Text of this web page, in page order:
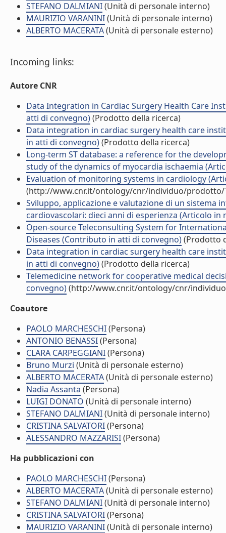
STEFANO DALMIANI(Unità di personale interno)
MAURIZIO VARANINI(Unità di personale interno)
ALBERTO MACERATA(Unità di personale esterno)
Incoming links:
Autore CNR
Data Integration in Cardiac Surgery Health Care
atti di convegno)(Prodotto della ricerca)
Data integration in cardiac surgery health care
in atti di convegno)(Prodotto della ricerca)
Long-term ST database: a reference for the
study of the dynamics of myocardia ischaemia
Evaluation of monitoring systems in cardiology
(http://www.cnr.it/ontology/cnr/individuo/prodotto/
Sviluppo, applicazione e valutazione di un sistema
cardiovascolari: dieci anni di esperienza (Articolo in
Open-source Teleconsulting System for
Diseases (Contributo in atti di convegno)(Prodotto
Data integration in cardiac surgery health care
in atti di convegno)(Prodotto della ricerca)
Telemedicine network for cooperative medical
convegno)(http://www.cnr.it/ontology/cnr/
Coautore
PAOLO MARCHESCHI(Persona)
ANTONIO BENASSI(Persona)
CLARA CARPEGGIANI(Persona)
Bruno Murzi (Unità di personale esterno)
ALBERTO MACERATA(Unità di personale esterno)
Nadia Assanta (Persona)
LUIGI DONATO (Unità di personale interno)
STEFANO DALMIANI(Unità di personale interno)
CRISTINA SALVATORI(Persona)
ALESSANDRO MAZZARISI(Persona)
Ha pubblicazioni con
PAOLO MARCHESCHI(Persona)
ALBERTO MACERATA(Unità di personale esterno)
STEFANO DALMIANI(Unità di personale interno)
CRISTINA SALVATORI(Persona)
MAURIZIO VARANINI(Unità di personale interno)